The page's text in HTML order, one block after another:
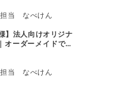
担当 なべけん
】法人向けオリジナ
オーダーメイドで特
担当 なべけん